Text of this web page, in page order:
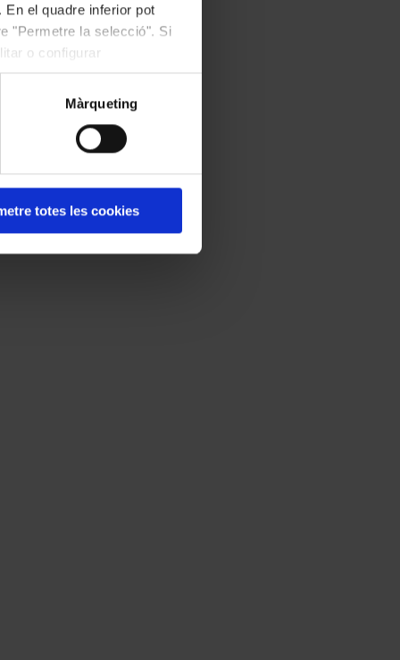
el quadre inferior pot
"Permetre la selecció". Si
o configurar
Màrqueting
totes les cookies